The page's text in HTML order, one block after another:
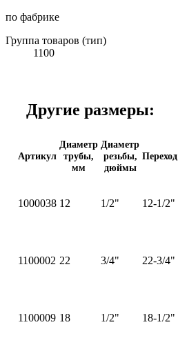
по фабрике
Группа товаров (тип)
1100
Другие размеры:
Артикул
Диаметр
трубы,
мм
Диаметр
резьбы,
дюймы
Переход
1000038 12 1/2" 12-1/2"
1100002 22 3/4" 22-3/4"
1100009 18 1/2" 18-1/2"